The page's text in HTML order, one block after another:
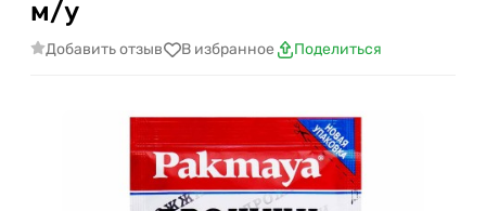
м/у
Добавить отзыв В избранное Поделиться